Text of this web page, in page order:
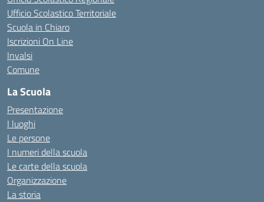
Ufficio Scolastico Territoriale
Scuola in Chiaro
Iscrizioni On Line
Invalsi
Comune
La Scuola
Presentazione
I luoghi
Le persone
I numeri della scuola
Le carte della scuola
Organizzazione
La storia